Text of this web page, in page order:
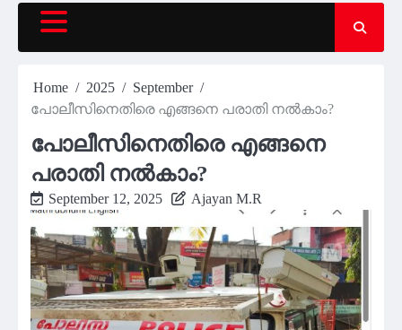
Home 2025
September
പോലീസിനെതിരെ എങ്ങനെ പരാതി നൽകാം?
പോലീസിനെതിരെ എങ്ങനെ
പരാതി നൽകാം?
September 12, 2025 Ajayan M.R